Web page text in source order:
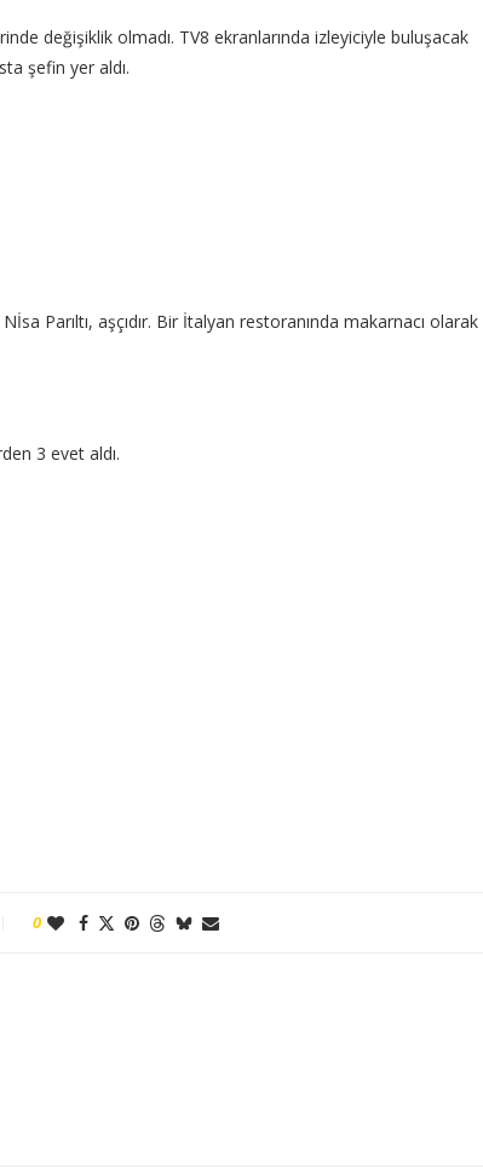
değişiklik olmadı. TV8 ekranlarında izleyiciyle buluşacak
şefin yer aldı.
Parıltı, aşçıdır. Bir İtalyan restoranında makarnacı olarak
3 evet aldı.
0